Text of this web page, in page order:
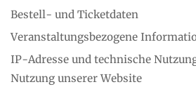
Bestell- und Ticketdaten
Veranstaltungsbezogene
IP-Adresse und technische
Nutzung unserer Website